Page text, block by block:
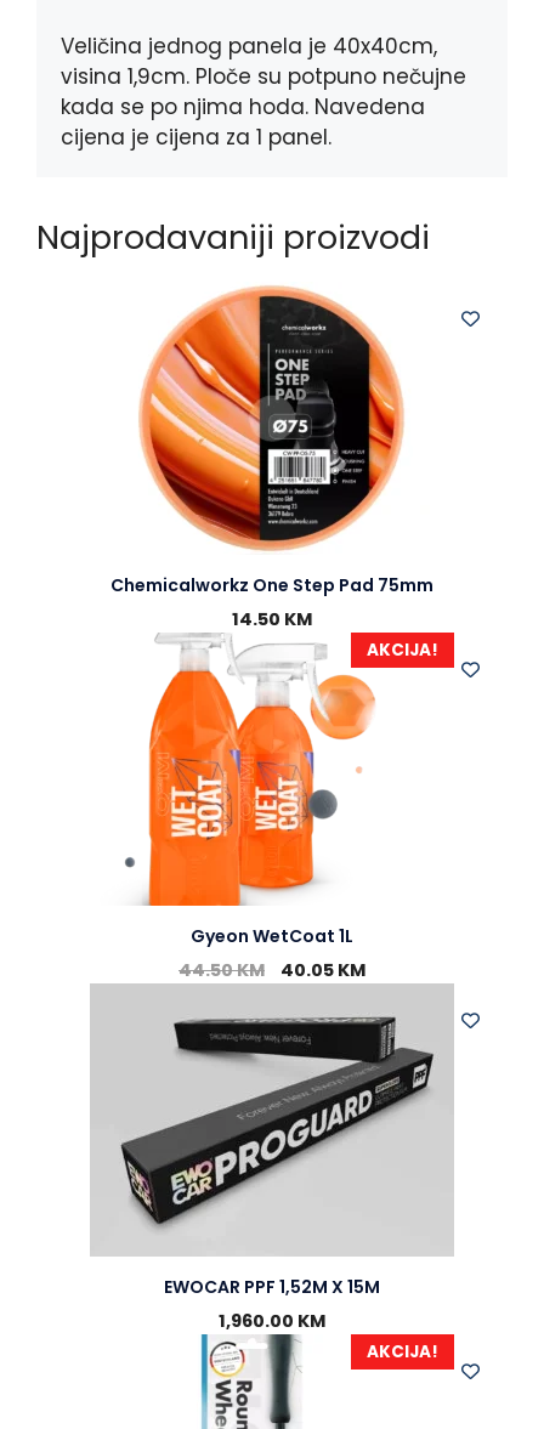
Veličina jednog panela je 40x40cm,
visina 1,9cm. Ploče su potpuno nečujne
kada se po njima hoda. Navedena
cijena je cijena za 1 panel.
Najprodavaniji proizvodi
Chemicalworkz One Step Pad 75mm
14.50 KM
AKCIJA!
Gyeon WetCoat 1L
44.50KM 40.05 KM
EWOCAR PPF 1,52M X 15M
1,960.00 KM
AKCIJA!